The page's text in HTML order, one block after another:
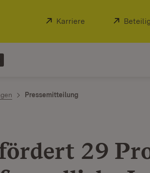
Extern:
Karriere (Öffnet in neuem
Extern:
Pressemitteilung
29